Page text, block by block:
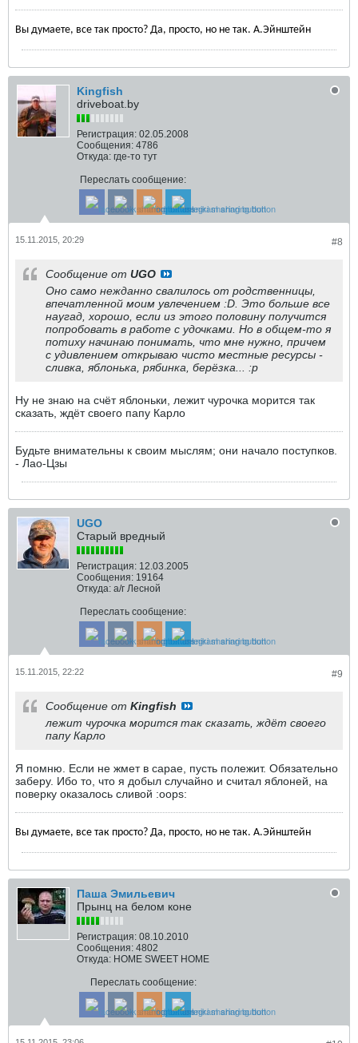
Вы думаете, все так просто? Да, просто, но не так. А.Эйнштейн
Kingfish
driveboat.by
Регистрация: 02.05.2008
Сообщения: 4786
Откуда: где-то тут
Переслать сообщение:
#8
15.11.2015, 20:29
Сообщение от UGO
Оно само нежданно свалилось от родственницы,
впечатленной моим увлечением :D. Это больше все
наугад, хорошо, если из этого половину получится
попробовать в работе с удочками. Но в общем-то я
потиху начинаю понимать, что мне нужно, причем
с удивлением открываю чисто местные ресурсы -
сливка, яблонька, рябинка, берёзка... :p
Ну не знаю на счёт яблоньки, лежит чурочка морится так
сказать, ждёт своего папу Карло
Будьте внимательны к своим мыслям; они начало поступков.
- Лао-Цзы
UGO
Старый вредный
Регистрация: 12.03.2005
Сообщения: 19164
Откуда: а/г Лесной
Переслать сообщение:
#9
15.11.2015, 22:22
Сообщение от Kingfish
лежит чурочка морится так сказать, ждёт своего
папу Карло
Я помню. Если не жмет в сарае, пусть полежит. Обязательно
заберу. Ибо то, что я добыл случайно и считал яблоней, на
поверку оказалось сливой :oops:
Вы думаете, все так просто? Да, просто, но не так. А.Эйнштейн
Паша Эмильевич
Прынц на белом коне
Регистрация: 08.10.2010
Сообщения: 4802
Откуда: HOME SWEET HOME
Переслать сообщение: